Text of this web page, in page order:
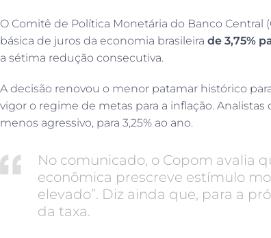
O Comitê de Política Monetária do Banco Central
básica de juros da economia brasileira de 3,75%
a sétima redução consecutiva.
A decisão renovou o menor patamar histórico
vigor o regime de metas para a inflação.
menos agressivo, para 3,25% ao ano.
No comunicado, o Copom avalia
econômica prescreve estímulo
elevado”. Diz ainda que, para a
da taxa.